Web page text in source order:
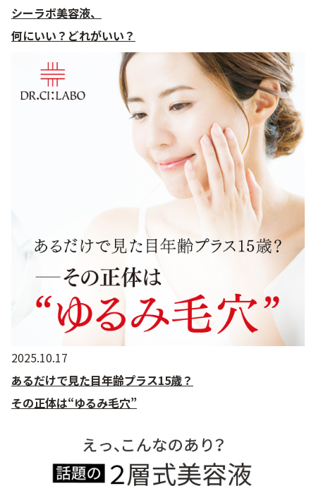
シーラボ美容液、
何にいい？どれがいい？
2025.10.17
あるだけで見た目年齢プラス15歳？
その正体は“ゆるみ毛穴”